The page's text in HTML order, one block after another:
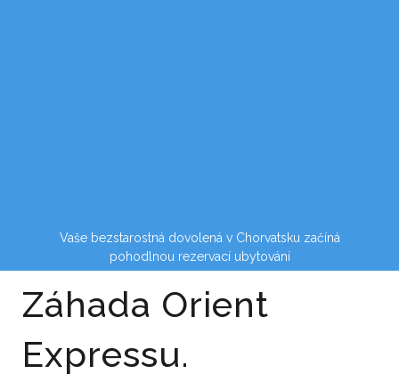
Vaše bezstarostná dovolená v Chorvatsku začíná
pohodlnou rezervací ubytování
Záhada Orient
Expressu.